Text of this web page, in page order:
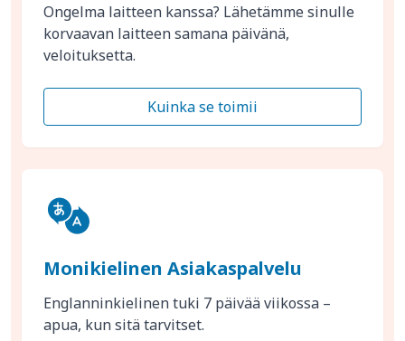
Ongelma laitteen kanssa? Lähetämme sinulle
korvaavan laitteen samana päivänä,
veloituksetta.
Kuinka se toimii
Monikielinen Asiakaspalvelu
Englanninkielinen tuki 7 päivää viikossa –
apua, kun sitä tarvitset.